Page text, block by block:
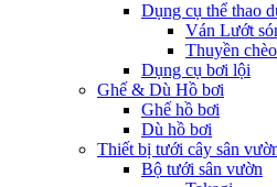
Dụng cụ thể thao
Ván Lướt
Thuyền
Dụng cụ bơi lội
Ghế & Dù Hồ bơi
Ghế hồ bơi
Dù hồ bơi
Thiết bị tưới cây sân
Bộ tưới sân vườn